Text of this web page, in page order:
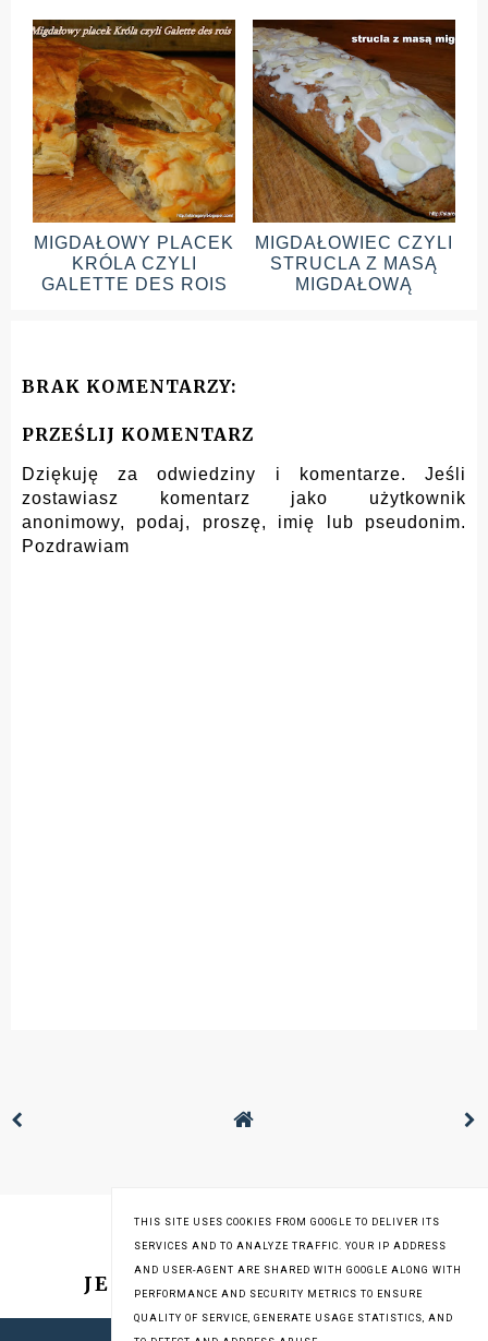
MIGDAŁOWY PLACEK
KRÓLA CZYLI
GALETTE DES ROIS
MIGDAŁOWIEC CZYLI
STRUCLA Z MASĄ
MIGDAŁOWĄ
BRAK KOMENTARZY:
PRZEŚLIJ KOMENTARZ
Dziękuję za odwiedziny i komentarze. Jeśli
zostawiasz komentarz jako użytkownik
anonimowy, podaj, proszę, imię lub pseudonim.
Pozdrawiam
JESTEM NA INSTAGRAMIE
THIS SITE USES COOKIES FROM GOOGLE TO DELIVER ITS
SERVICES AND TO ANALYZE TRAFFIC. YOUR IP ADDRESS
AND USER-AGENT ARE SHARED WITH GOOGLE ALONG WITH
PERFORMANCE AND SECURITY METRICS TO ENSURE
QUALITY OF SERVICE, GENERATE USAGE STATISTICS, AND